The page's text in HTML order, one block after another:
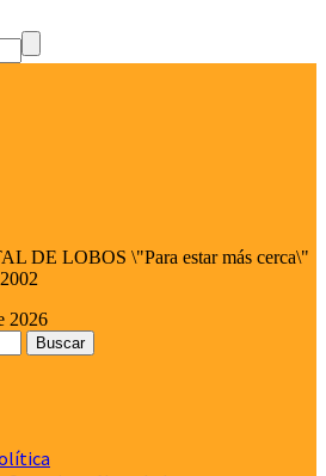
DE LOBOS \"Para estar más cerca\"
2026